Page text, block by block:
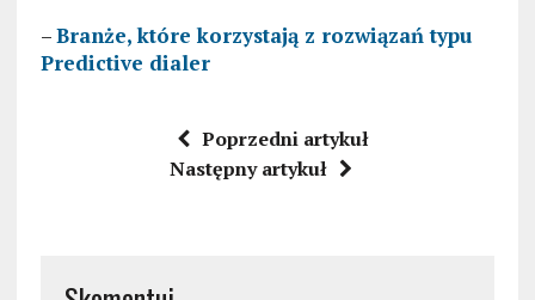
–Branże, które korzystają z rozwiązań typu
Predictive dialer
Poprzedni artykuł
Następny artykuł